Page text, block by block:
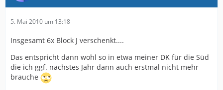
5. Mai 2010 um 13:18
Insgesamt 6x Block J verschenkt....
Das entspricht dann wohl so in etwa meiner DK für die Süd
die ich ggf. nächstes Jahr dann auch erstmal nicht mehr
brauche